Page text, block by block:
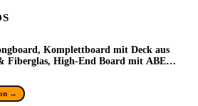
Komplettboard mit Deck aus
Fiberglas, High-End Board mit ABEC
Flex 2 Longboards für
→